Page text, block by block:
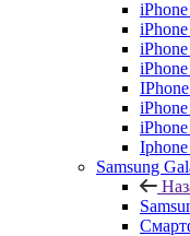
iPhone
Samsung